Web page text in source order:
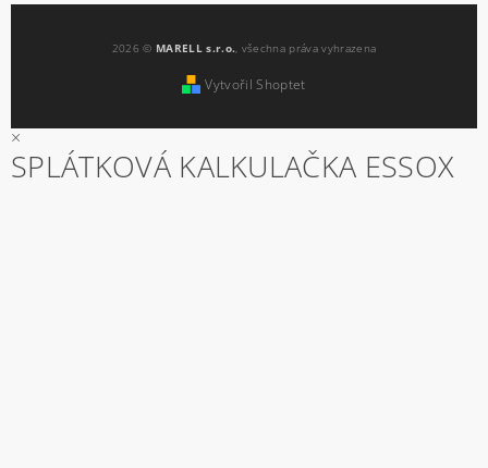
2026 © MARELL s.r.o. , všechna práva vyhrazena
Vytvořil Shoptet
×
SPLÁTKOVÁ KALKULAČKA ESSOX